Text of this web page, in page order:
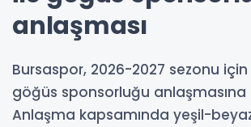
anlaşması
Bursaspor, 2026-2027 sezonu için
göğüs sponsorluğu anlaşmasına
Anlaşma kapsamında yeşil-